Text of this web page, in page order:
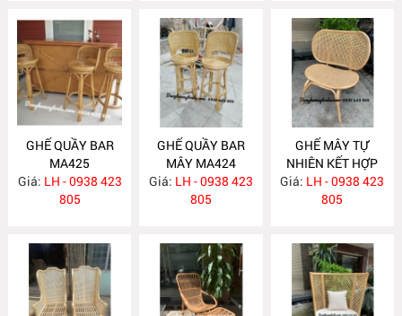
GHẾ QUẦY BAR
MA425
Giá: LH - 0938 423
805
GHẾ QUẦY BAR
MÂY MA424
Giá: LH - 0938 423
805
GHẾ MÂY TỰ
NHIÊN KẾT HỢP
LƯỚI MẮT CÁO
MA418
Giá: LH - 0938 423
805